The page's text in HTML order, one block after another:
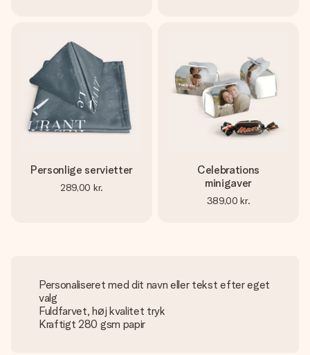
Personlige servietter
289,00 kr.
Celebrations
minigaver
389,00 kr.
Personaliseret med dit navn eller tekst efter eget
valg
Fuldfarvet, høj kvalitet tryk
Kraftigt 280 gsm papir